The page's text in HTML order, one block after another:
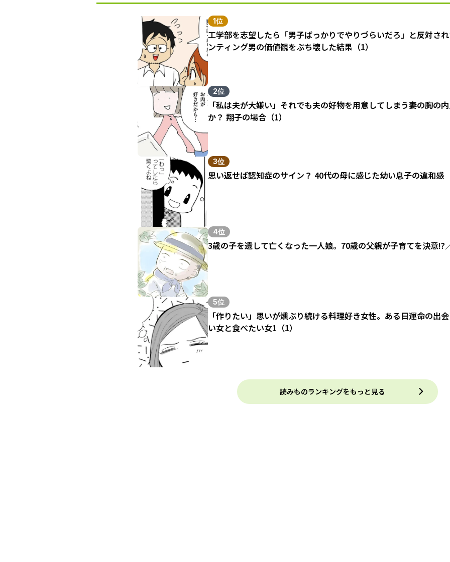
1位
工学部を志望したら「男子ばっかりでやりづらいだろ」と反対さ
ンティング男の価値観をぶち壊した結果（1）
2位
「私は夫が大嫌い」それでも夫の好物を用意してしまう妻の胸の
か？ 翔子の場合（1）
3位
思い返せば認知症のサイン？ 40代の母に感じた幼い息子の違和感
4位
3歳の子を遺して亡くなった一人娘。70歳の父親が子育てを決意!?
5位
「作りたい」思いが燻ぶり続ける料理好き女性。ある日運命の出
い女と食べたい女1（1）
読みものランキングをもっと見る